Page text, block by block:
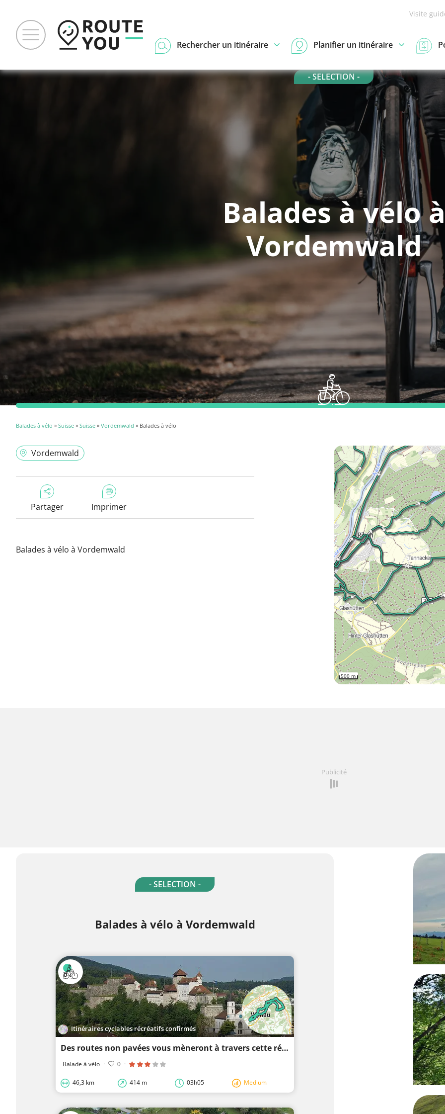
Visite
Rechercher un itinéraire Planifier un itinéraire
- SELECTION -
Balades à vélo à
Vordemwald
Balades à vélo » Suisse » Suisse » Vordemwald » Balades à vélo
Vordemwald
Partager Imprimer
Balades à vélo à Vordemwald
500 m
Publicité
- SELECTION -
Balades à vélo à Vordemwald
Itinéraires cyclables récréatifs confirmés
Des routes non pavées vous mèneront à travers cette région
Balade à vélo · 0 ·
46,3 km 414 m 03h05 Medium